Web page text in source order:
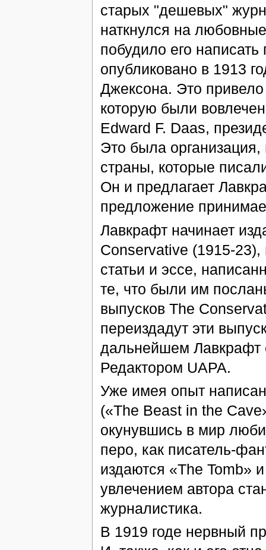
старых "дешевых"
наткнулся на
побудило его
опубликовано в 1913
Джексона. Это
которую были
Edward F. Daas,
Это была
страны, которые
Он и предлагает
предложение
Лавкрафт начинает
Conservative (1915-23),
статьи и эссе,
те, что были им
выпусков The
переиздадут эти
дальнейшем Лавкрафт
Редактором UAPA.
Уже имея опыт
(«The Beast in the
окунувшись в мир
перо, как писатель-
издаются «The Tomb»
увлечением автора
журналистика.
В 1919 годе нервный